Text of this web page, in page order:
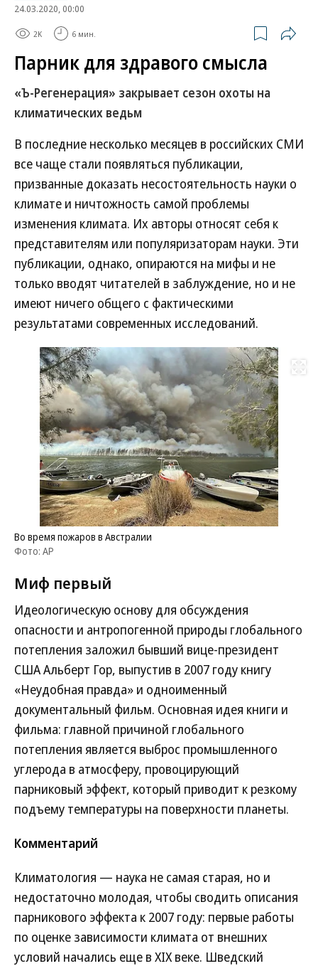
24.03.2020, 00:00
2K 6 мин.
Парник для здравого смысла
«Ъ-Регенерация» закрывает сезон охоты на
климатических ведьм
В последние несколько месяцев в российских СМИ
все чаще стали появляться публикации,
призванные доказать несостоятельность науки о
климате и ничтожность самой проблемы
изменения климата. Их авторы относят себя к
представителям или популяризаторам науки. Эти
публикации, однако, опираются на мифы и не
только вводят читателей в заблуждение, но и не
имеют ничего общего с фактическими
результатами современных исследований.
Во время пожаров в Австралии
Фото: AP
Миф первый
Идеологическую основу для обсуждения
опасности и антропогенной природы глобального
потепления заложил бывший вице-президент
США Альберт Гор, выпустив в 2007 году книгу
«Неудобная правда» и одноименный
документальный фильм. Основная идея книги и
фильма: главной причиной глобального
потепления является выброс промышленного
углерода в атмосферу, провоцирующий
парниковый эффект, который приводит к резкому
подъему температуры на поверхности планеты.
Комментарий
Климатология — наука не самая старая, но и
недостаточно молодая, чтобы сводить описания
парникового эффекта к 2007 году: первые работы
по оценке зависимости климата от внешних
условий начались еще в XIX веке. Шведский